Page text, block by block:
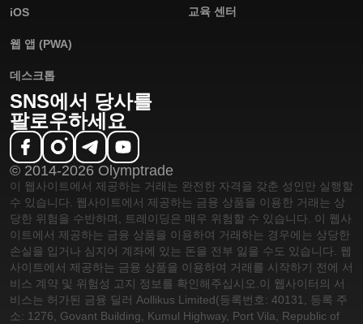
iOS
웹 앱 (PWA)
데스크톱
교육 센터
SNS에서 당사를
팔로우하세요
© 2014-2026 Olymptrade
이 웹사이트에서 제공하는 거래는 완전한 자격을 갖춘 성인만 실행할
수 있습니다. 웹사이트에서 제공하는 금융 상품을 이용한 거래는 상
당한 위험을 수반하며, 트레이딩은 매우 위험할 수 있습니다. 이 웹사
이트에서 제공하는 금융 상품을 이용하여 거래하는 경우에는 상당한
손실을 입거나 심지어 계좌에 있는 돈을 전부 잃을 수도 있습니다. 웹
사이트에서 제공하는 금융 상품을 이용하여 거래를 시작하기 전에 서
비스 계약 및 위험성 고지 정보를 확인해주십시오.이 웹사이터의 서
비스는 허가된 금융 딜러 Aollikus Limited(등록번호: 40131, 등록 주
소: 1276, Govant Building, Kumul Highway, Port Vila, Republic of